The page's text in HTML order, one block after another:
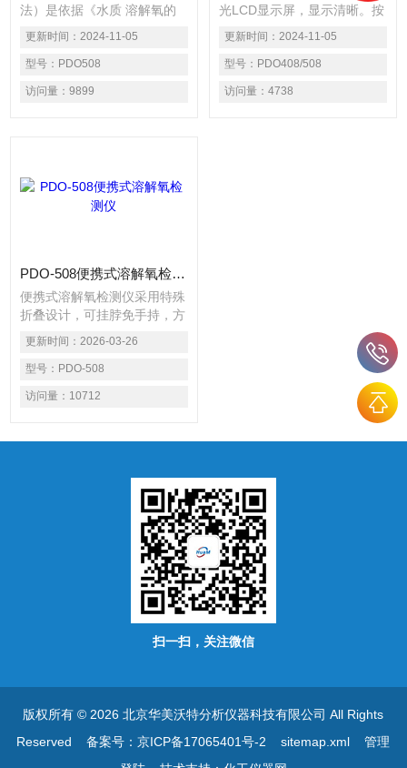
法）是依据《水质 溶解氧的
测定 化学荧光法 T/CQEEMA
2-2021》标准要求研发设计
的一款新型便携式仪器。仪器
通过测定传感器内荧光物质的
释放时间计算出溶解氧浓度，
用于饮用水、地表水、工业废
水、生活污水等水样的溶解氧
更新时间： 2024-11-05
型号： PDO508
访问量： 9899
光LCD显示屏，显示清晰。按
键操作简单，可靠性强。传感
器耐腐蚀、精准度高、出值速
度快。传感器接口稳定、牢
固、防水，适合户外便携用户
和实验室用户的使用。
更新时间： 2024-11-05
型号： PDO408/508
访问量： 4738
PDO-508便携式溶解氧检测仪
便携式溶解氧检测仪采用特殊
折叠设计，可挂脖免手持，方
便观看数值。 清晰广角可调
式屏幕，方便置于桌上时读
值。 多功能微电脑运算及防
泼水操作键盘及屏幕。 测试
参数数值与温度可自动同时显
更新时间： 2026-03-26
型号： PDO-508
访问量： 10712
扫一扫，关注微信
版权所有 © 2026 北京华美沃特分析仪器科技有限公司 All Rights
Reserved备案号：京ICP备17065401号-2 sitemap.xml
管理